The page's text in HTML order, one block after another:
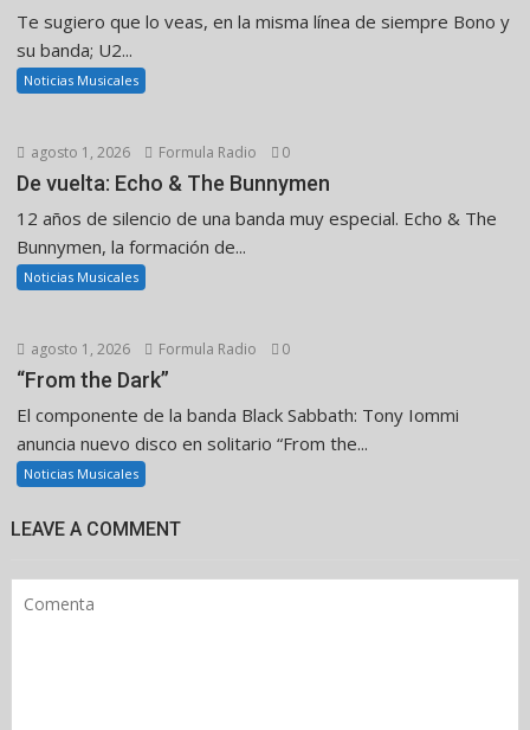
Te sugiero que lo veas, en la misma línea de siempre Bono y
su banda; U2...
Noticias Musicales
agosto 1, 2026 Formula Radio 0
De vuelta: Echo & The Bunnymen
12 años de silencio de una banda muy especial. Echo & The
Bunnymen, la formación de...
Noticias Musicales
agosto 1, 2026 Formula Radio 0
“From the Dark”
El componente de la banda Black Sabbath: Tony Iommi
anuncia nuevo disco en solitario “From the...
Noticias Musicales
LEAVE A COMMENT